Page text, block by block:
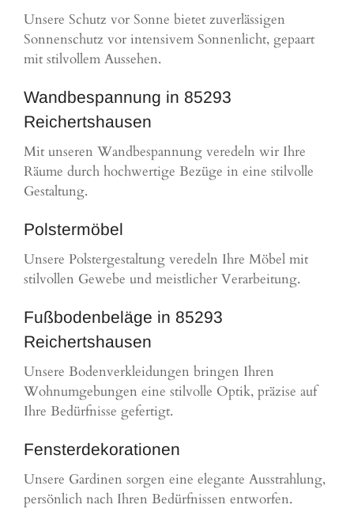
Unsere Schutz vor Sonne bietet zuverlässigen
Sonnenschutz vor intensivem Sonnenlicht, gepaart
mit stilvollem Aussehen.
Wandbespannung in 85293
Reichertshausen
Mit unseren Wandbespannung veredeln wir Ihre
Räume durch hochwertige Bezüge in eine stilvolle
Gestaltung.
Polstermöbel
Unsere Polstergestaltung veredeln Ihre Möbel mit
stilvollen Gewebe und meistlicher Verarbeitung.
Fußbodenbeläge in 85293
Reichertshausen
Unsere Bodenverkleidungen bringen Ihren
Wohnumgebungen eine stilvolle Optik, präzise auf
Ihre Bedürfnisse gefertigt.
Fensterdekorationen
Unsere Gardinen sorgen eine elegante Ausstrahlung,
persönlich nach Ihren Bedürfnissen entworfen.